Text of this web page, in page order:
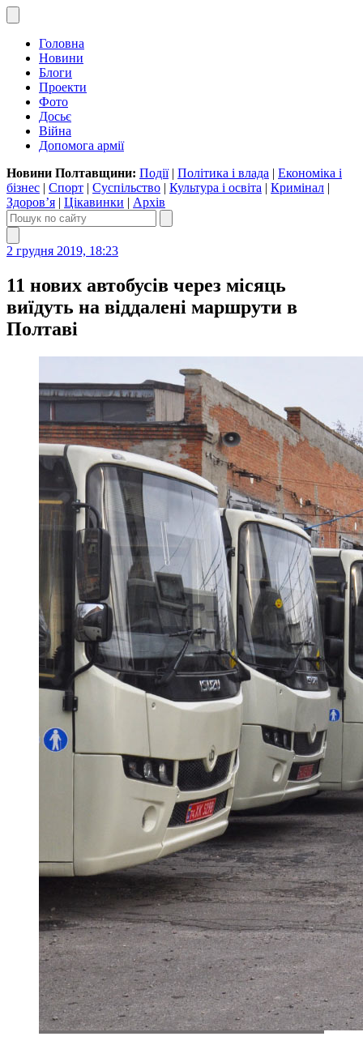
Головна
Новини
Блоги
Проекти
Фото
Досьє
Війна
Допомога армії
Новини Полтавщини: Події| Політика і влада | Економіка і
бізнес | Спорт | Суспільство | Культура і освіта | Кримінал |
Здоров’я | Цікавинки | Архів
2 грудня 2019, 18:23
11 нових автобусів через місяць
виїдуть на віддалені маршрути в
Полтаві